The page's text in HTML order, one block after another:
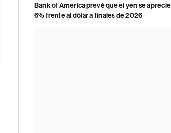
Bank of America prevé que el yen se aprecie
6% frente al dólar a finales de 2026